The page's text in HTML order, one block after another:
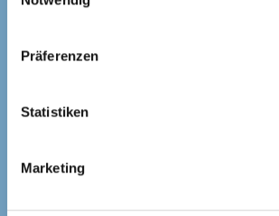
Präferenzen
Statistiken
Marketing